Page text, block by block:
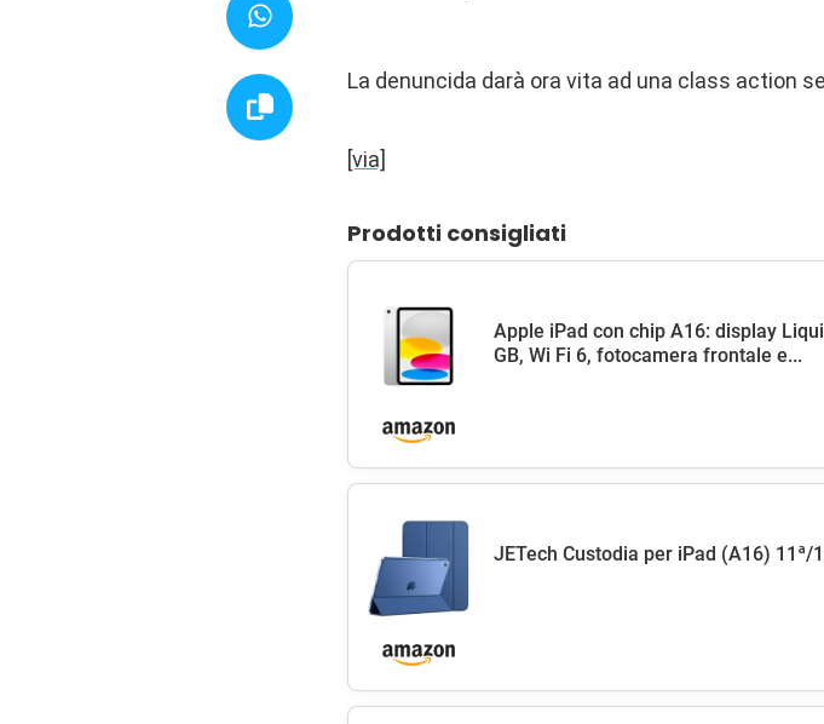
La denuncida darà ora vita ad una class action
[via]
Prodotti consigliati
Apple iPad con chip A16: display
GB, Wi Fi 6, fotocamera frontale e...
JETech Custodia per iPad (A16) 11ª/